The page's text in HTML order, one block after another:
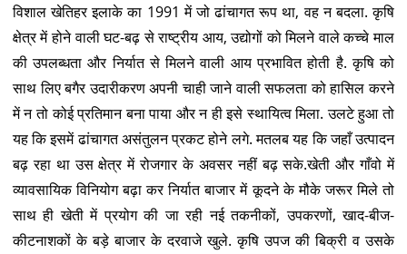
विशाल खेतिहर इलाके का 1991 में जो ढांचागत रूप था, वह न बदला. कृषि
क्षेत्र में होने वाली घट-बढ़ से राष्ट्रीय आय, उद्योगों को मिलने वाले कच्चे माल
की उपलब्धता और निर्यात से मिलने वाली आय प्रभावित होती है. कृषि को
साथ लिए बगैर उदारीकरण अपनी चाही जाने वाली सफलता को हासिल करने
में न तो कोई प्रतिमान बना पाया और न ही इसे स्थायित्व मिला. उलटे हुआ तो
यह कि इसमें ढांचागत असंतुलन प्रकट होने लगे. मतलब यह कि जहाँ उत्पादन
बढ़ रहा था उस क्षेत्र में रोजगार के अवसर नहीं बढ़ सके.खेती और गाँवो में
व्यावसायिक विनियोग बढ़ा कर निर्यात बाजार में कूदने के मौके जरूर मिले तो
साथ ही खेती में प्रयोग की जा रही नई तकनीकों, उपकरणों, खाद-बीज-
कीटनाशकों के बड़े बाजार के दरवाजे खुले. कृषि उपज की बिक्री व उसके